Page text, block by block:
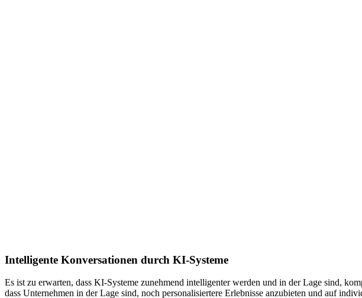
Intelligente Konversationen durch KI-Systeme
Es ist zu erwarten, dass KI-Systeme zunehmend intelligenter werden und in der Lage sind,
dass Unternehmen in der Lage sind, noch personalisiertere Erlebnisse anzubieten und auf